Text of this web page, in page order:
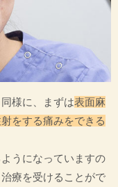
様に、まずは表面麻
をする痛みをできる
うになっていますの
療を受けることがで